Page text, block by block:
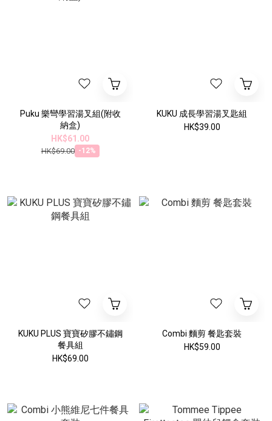
Puku 樂彎學習湯叉組(附收
納盒)
HK$61.00
HK$69.00 -12%
KUKU 成長學習湯叉匙組
HK$39.00
KUKU PLUS 寶寶矽膠不鏽鋼
餐具組
HK$69.00
Combi 麵剪 餐匙套裝
HK$59.00